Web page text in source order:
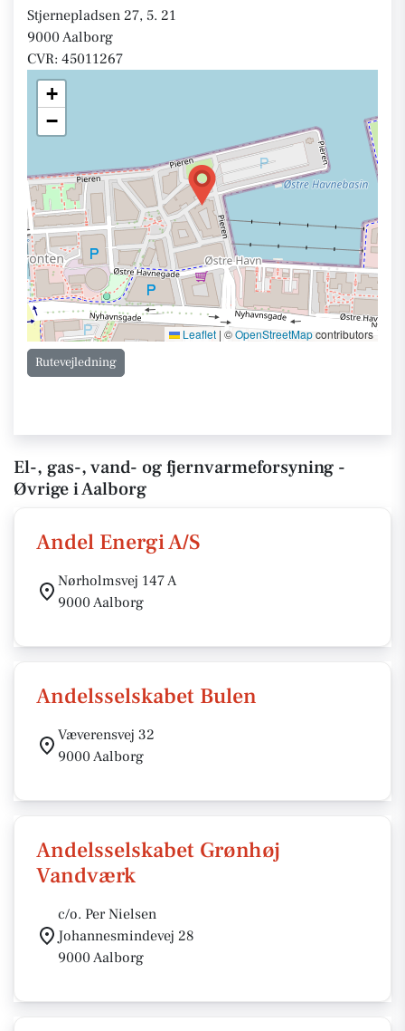
Stjernepladsen 27, 5. 21
9000 Aalborg
CVR: 45011267
+
−
Leaflet | ©OpenStreetMapcontributors
Rutevejledning
El-, gas-, vand- og fjernvarmeforsyning -
Øvrige i Aalborg
Andel Energi A/S
Nørholmsvej 147 A
9000 Aalborg
Andelsselskabet Bulen
Væverensvej 32
9000 Aalborg
Andelsselskabet Grønhøj
Vandværk
c/o. Per Nielsen
Johannesmindevej 28
9000 Aalborg